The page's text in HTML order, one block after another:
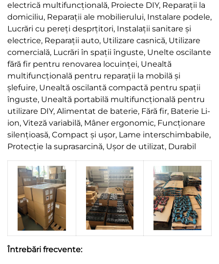
electrică multifuncțională, Proiecte DIY, Reparații la
domiciliu, Reparații ale mobilierului, Instalare podele,
Lucrări cu pereți desprțitori, Instalații sanitare și
electrice, Reparații auto, Utilizare casnică, Utilizare
comercială, Lucrări în spații înguste, Unelte oscilante
fără fir pentru renovarea locuinței, Unealtă
multifuncțională pentru reparații la mobilă și
șlefuire, Unealtă oscilantă compactă pentru spații
înguste, Unealtă portabilă multifuncțională pentru
utilizare DIY, Alimentat de baterie, Fără fir, Baterie Li-
ion, Viteză variabilă, Mâner ergonomic, Funcționare
silențioasă, Compact și ușor, Lame interschimbabile,
Protecție la suprasarcină, Ușor de utilizat, Durabil
Întrebări frecvente: